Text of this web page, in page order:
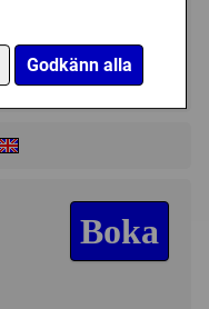
Godkänn alla
8+
Boka